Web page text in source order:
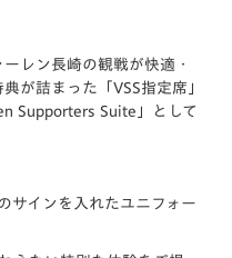
レン長崎の観戦が快適・
が詰まった「VSS指定席」
Supporters Suite」として
サインを入れたユニフォー